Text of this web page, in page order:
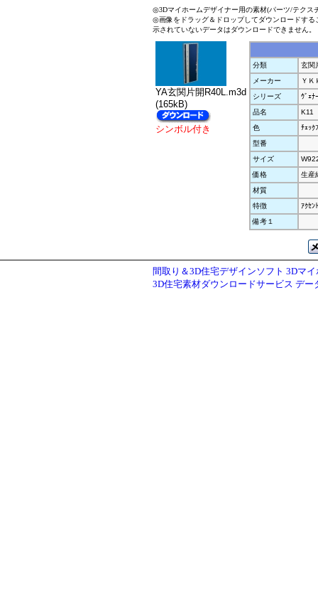
◎3Dマイホームデザイナー用の素材(パーツ/テクス
◎画像をドラッグ＆ドロップしてダウンロードす
示されていないデータはダウンロードできません。
YA玄関片開R40L.m3d
(165kB)
シンボル付き
分類
玄関
メーカー
ＹＫ
シリーズ
ｳﾞｪﾅ
品名
K11
色
ﾁｪｯｸ
型番
サイズ
価格
生産
材質
特徴
ｱｸｾﾝ
備考１
間取り＆3D住宅デザインソフト 3Dマ
3D住宅素材ダウンロードサービス デー